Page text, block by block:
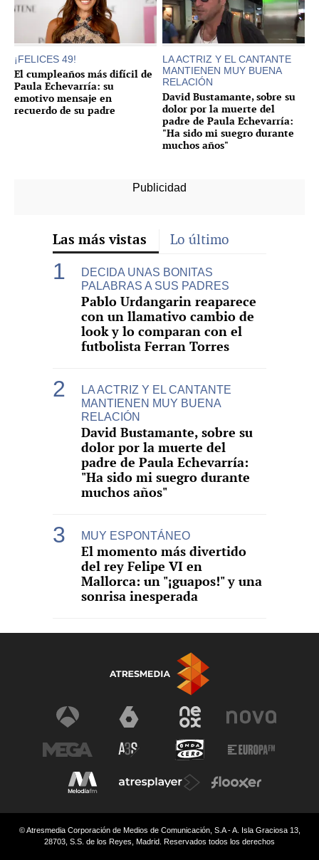
¡FELICES 49!
El cumpleaños más difícil de
Paula Echevarría: su
emotivo mensaje en
recuerdo de su padre
LA ACTRIZ Y EL CANTANTE
MANTIENEN MUY BUENA
RELACIÓN
David Bustamante, sobre su
dolor por la muerte del
padre de Paula Echevarría:
"Ha sido mi suegro durante
muchos años"
Las más vistas Lo último
DECIDA UNAS BONITAS
PALABRAS A SUS PADRES
Pablo Urdangarin reaparece
con un llamativo cambio de
look y lo comparan con el
futbolista Ferran Torres
LA ACTRIZ Y EL CANTANTE
MANTIENEN MUY BUENA
RELACIÓN
David Bustamante, sobre su
dolor por la muerte del
padre de Paula Echevarría:
"Ha sido mi suegro durante
muchos años"
MUY ESPONTÁNEO
El momento más divertido
del rey Felipe VI en
Mallorca: un "¡guapos!" y una
sonrisa inesperada
© Atresmedia Corporación de Medios de Comunicación, S.A - A. Isla Graciosa 13,
28703, S.S. de los Reyes, Madrid. Reservados todos los derechos